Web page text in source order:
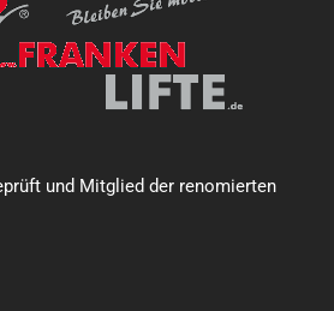
und Mitglied der renomierten